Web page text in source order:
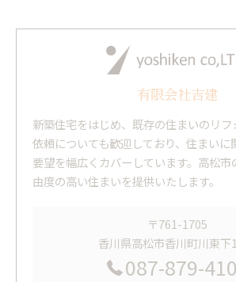
有限会社吉建
新築住宅をはじめ、既存の住まいのリ
依頼についても歓迎しており、住まいに
要望を幅広くカバーしています。高松市
由度の高い住まいを提供いたします。
〒761-1705
香川県高松市香川町川東下
087-879-